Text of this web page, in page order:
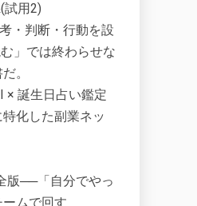
試用2)
・判断・行動を設
」では終わらせな
。
× 誕生日占い鑑定
化した副業ネッ
版──「自分でやっ
ムで回す